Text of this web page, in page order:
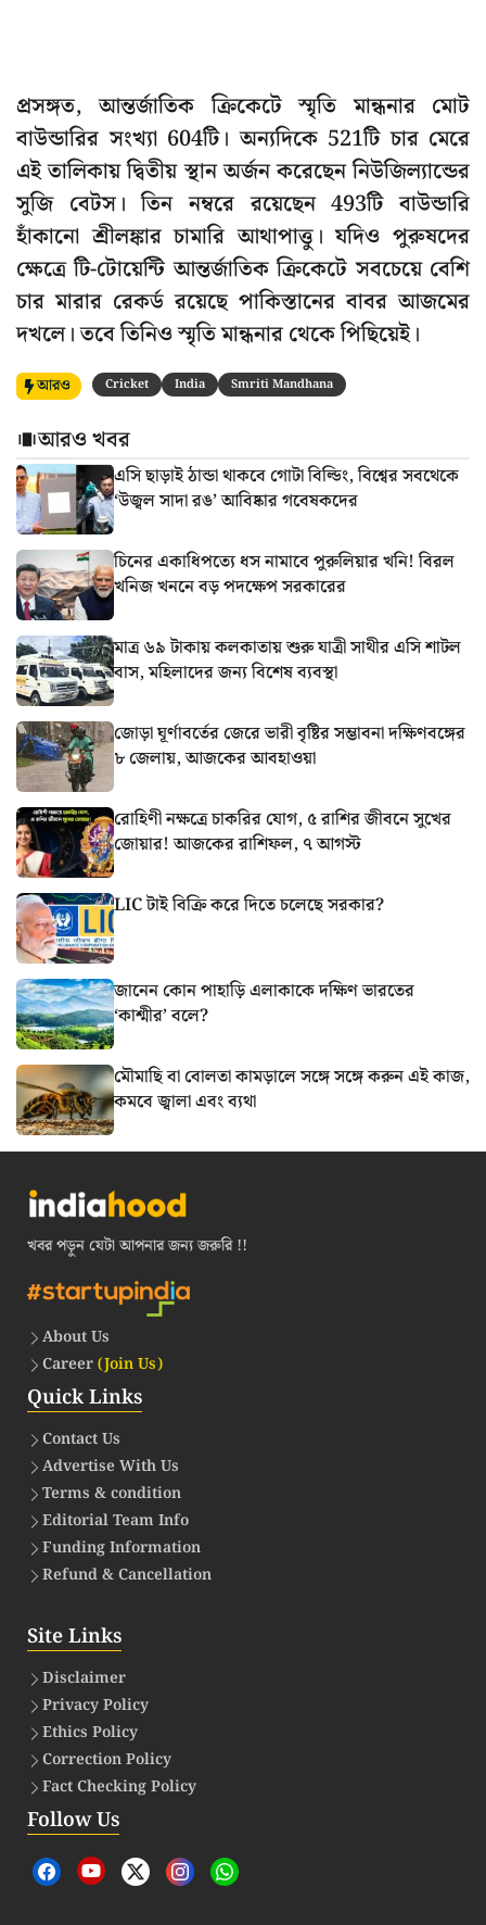
প্রসঙ্গত, আন্তর্জাতিক ক্রিকেটে স্মৃতি মান্ধনার মোট
বাউন্ডারির সংখ্যা 604টি। অন্যদিকে 521টি চার মেরে
এই তালিকায় দ্বিতীয় স্থান অর্জন করেছেন নিউজিল্যান্ডের
সুজি বেটস। তিন নম্বরে রয়েছেন 493টি বাউন্ডারি
হাঁকানো শ্রীলঙ্কার চামারি আথাপাত্তু। যদিও পুরুষদের
ক্ষেত্রে টি-টোয়েন্টি আন্তর্জাতিক ক্রিকেটে সবচেয়ে বেশি
চার মারার রেকর্ড রয়েছে পাকিস্তানের বাবর আজমের
দখলে। তবে তিনিও স্মৃতি মান্ধনার থেকে পিছিয়েই।
আরও Cricket India Smriti Mandhana
আরও খবর
এসি ছাড়াই ঠান্ডা থাকবে গোটা বিল্ডিং, বিশ্বের সবথেকে
‘উজ্বল সাদা রঙ’ আবিষ্কার গবেষকদের
চিনের একাধিপত্যে ধস নামাবে পুরুলিয়ার খনি! বিরল
খনিজ খননে বড় পদক্ষেপ সরকারের
মাত্র ৬৯ টাকায় কলকাতায় শুরু যাত্রী সাথীর এসি শাটল
বাস, মহিলাদের জন্য বিশেষ ব্যবস্থা
জোড়া ঘূর্ণাবর্তের জেরে ভারী বৃষ্টির সম্ভাবনা দক্ষিণবঙ্গের
৮ জেলায়, আজকের আবহাওয়া
রোহিণী নক্ষত্রে চাকরির যোগ, ৫ রাশির জীবনে সুখের
জোয়ার! আজকের রাশিফল, ৭ আগস্ট
LIC টাই বিক্রি করে দিতে চলেছে সরকার?
জানেন কোন পাহাড়ি এলাকাকে দক্ষিণ ভারতের
‘কাশ্মীর’ বলে?
মৌমাছি বা বোলতা কামড়ালে সঙ্গে সঙ্গে করুন এই কাজ,
কমবে জ্বালা এবং ব্যথা
খবর পড়ুন যেটা আপনার জন্য জরুরি !!
About Us
Career(Join Us)
Quick Links
Contact Us
Advertise With Us
Terms & condition
Editorial Team Info
Funding Information
Refund & Cancellation
Site Links
Disclaimer
Privacy Policy
Ethics Policy
Correction Policy
Fact Checking Policy
Follow Us